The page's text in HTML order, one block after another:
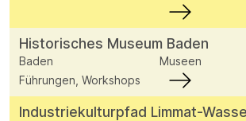
Historisches Museum Baden
Baden
Museen
Führungen, Workshops
Industriekulturpfad Limmat-